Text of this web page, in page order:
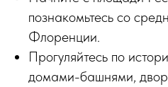
познакомьтесь со
Флоренции.
Прогуляйтесь по
домами-башнями,